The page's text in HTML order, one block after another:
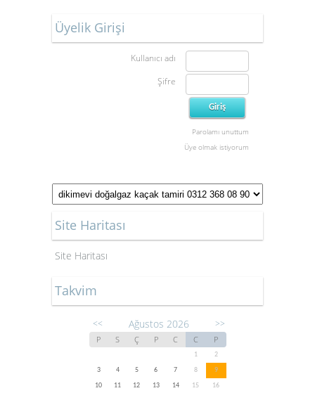
Üyelik Girişi
Kullanıcı adı
Şifre
Parolamı unuttum
Üye olmak istiyorum
Site Haritası
Site Haritası
Takvim
<< Ağustos 2026 >>
P S Ç P C C P
1
2
3
4 5 6 7 8
9
10
11 12 13 14 15
16